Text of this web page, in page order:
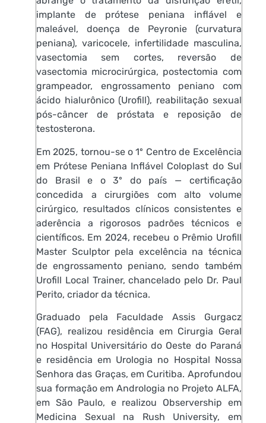
implante de prótese peniana inflável e
maleável, doença de Peyronie (curvatura
peniana), varicocele, infertilidade masculina,
vasectomia sem cortes, reversão de
vasectomia microcirúrgica, postectomia com
grampeador, engrossamento peniano com
ácido hialurônico (Urofill), reabilitação sexual
pós-câncer de próstata e reposição de
testosterona.
Em 2025, tornou-se o 1º Centro de Excelência
em Prótese Peniana Inflável Coloplast do Sul
do Brasil e o 3º do país — certificação
concedida a cirurgiões com alto volume
cirúrgico, resultados clínicos consistentes e
aderência a rigorosos padrões técnicos e
científicos. Em 2024, recebeu o Prêmio Urofill
Master Sculptor pela excelência na técnica
de engrossamento peniano, sendo também
Urofill Local Trainer, chancelado pelo Dr. Paul
Perito, criador da técnica.
Graduado pela Faculdade Assis Gurgacz
(FAG), realizou residência em Cirurgia Geral
no Hospital Universitário do Oeste do Paraná
e residência em Urologia no Hospital Nossa
Senhora das Graças, em Curitiba. Aprofundou
sua formação em Andrologia no Projeto ALFA,
em São Paulo, e realizou Observership em
Medicina Sexual na Rush University, em